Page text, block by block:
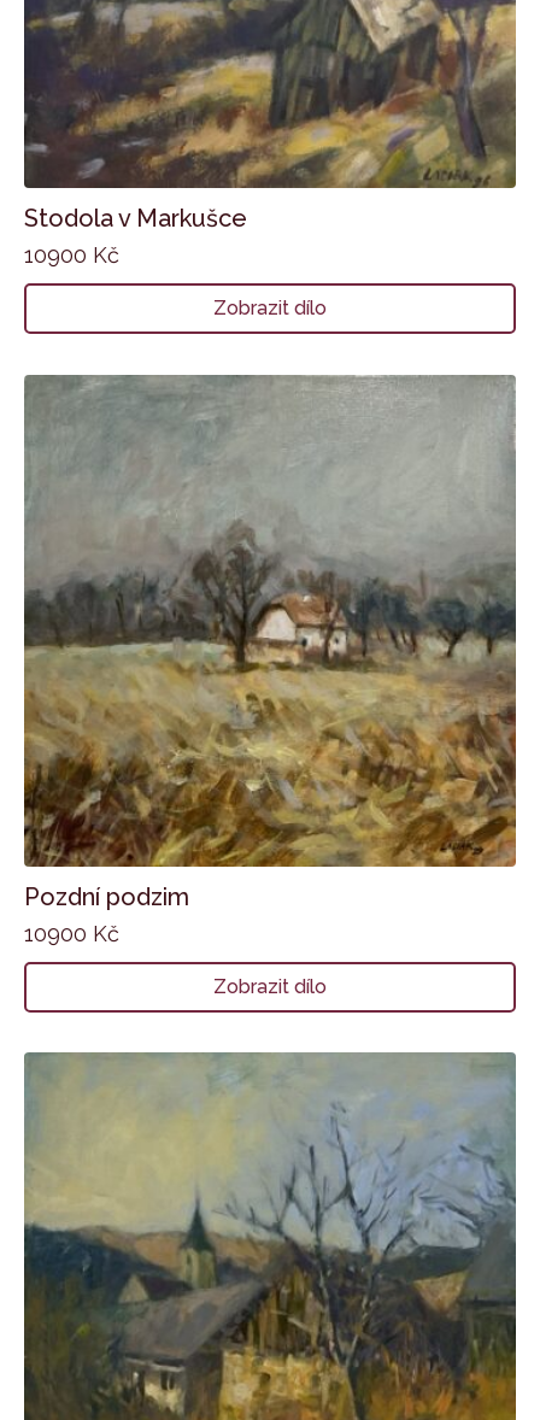
Stodola v Markušce
10900 Kč
Zobrazit dílo
Pozdní podzim
10900 Kč
Zobrazit dílo